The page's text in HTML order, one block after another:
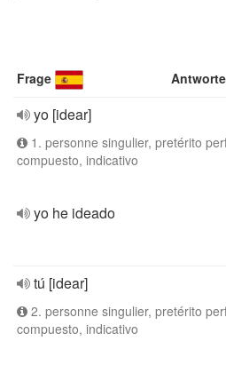
Frage
yo [idear]
1. personne singulier, pretérito
compuesto, indicativo
yo he ideado
tú [idear]
2. personne singulier, pretérito
compuesto, indicativo